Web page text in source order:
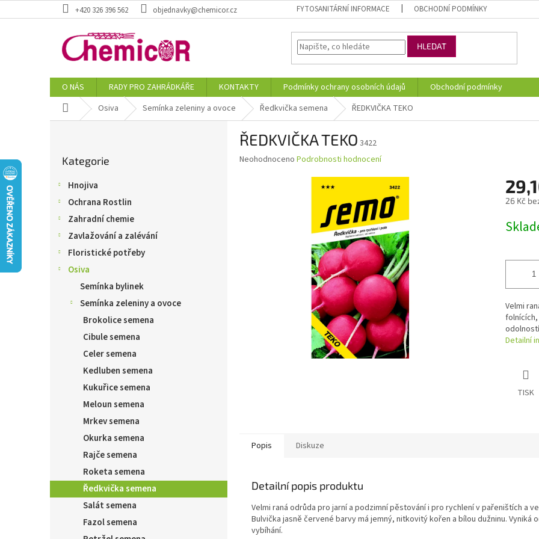
na
+420 326 396 562 objednavky@chemicor.cz FYTOSANITÁRNÍ INFORMACE OBCHODNÍ PODMÍNKY
HLEDAT
O NÁS RADY PRO ZAHRÁDKÁŘE KONTAKTY Podmínky ochrany osobních údajů
Obchodní podmínky
Domů Osiva Semínka zeleniny a ovoce Ředkvička semena ŘEDKVIČKA TEKO
kategorie
Kategorie
Hnojiva
Ochrana Rostlin
Zahradní chemie
Zavlažování a zalévání
Floristické potřeby
Osiva
Semínka bylinek
Semínka zeleniny a ovoce
Brokolice semena
Cibule semena
Celer semena
Kedluben semena
Kukuřice semena
Meloun semena
Mrkev semena
Okurka semena
Rajče semena
Roketa semena
Ředkvička semena
Salát semena
Fazol semena
ŘEDKVIČKA TEKO 3422
Průměrné
Neohodnoceno Podrobnosti hodnocení
26 Kč
cena:
Velmi
folnících,
Detailní
TISK
Popis Diskuze
Detailní popis produktu
Velmi raná odrůda pro jarní a podzimní pěstování i pro rychlení v pařeništích a
Bulvička jasně červené barvy má jemný, nitkovitý kořen a bílou dužninu. Vyniká
vybíhání.